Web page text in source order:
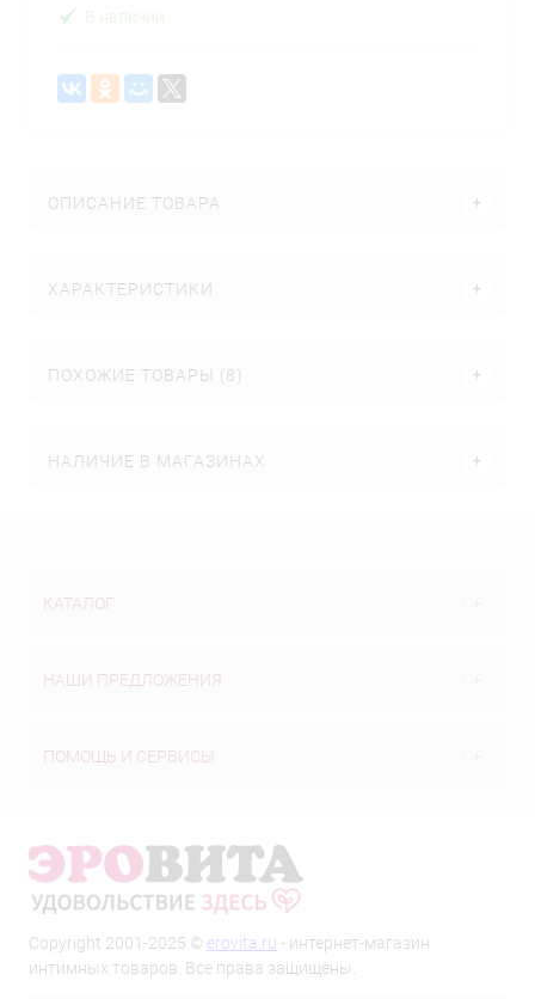
В наличии
ОПИСАНИЕ ТОВАРА
ХАРАКТЕРИСТИКИ
ПОХОЖИЕ ТОВАРЫ (8)
НАЛИЧИЕ В МАГАЗИНАХ
КАТАЛОГ
НАШИ ПРЕДЛОЖЕНИЯ
ПОМОЩЬ И СЕРВИСЫ
Copyright 2001-2025 © erovita.ru - интернет-магазин
интимных товаров. Все права защищены.